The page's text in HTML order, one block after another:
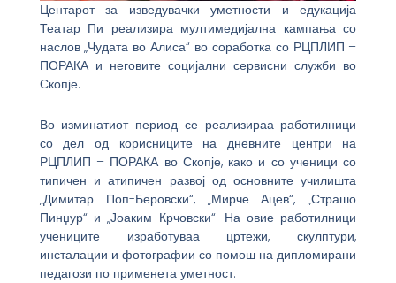
Центарот за изведувачки уметности и едукација
Театар Пи реализира мултимедијална кампања со
наслов „Чудата во Алиса“ во соработка со РЦПЛИП –
ПОРАКА и неговите социјални сервисни служби во
Скопје.
Во изминатиот период се реализираа работилници
со дел од корисниците на дневните центри на
РЦПЛИП – ПОРАКА во Скопје, како и со ученици со
типичен и атипичен развој од основните училишта
„Димитар Поп-Беровски“, „Мирче Ацев“, „Страшо
Пинџур“ и „Јоаким Крчовски“. На овие работилници
учениците изработуваа цртежи, скулптури,
инсталации и фотографии со помош на дипломирани
педагози по применета уметност.